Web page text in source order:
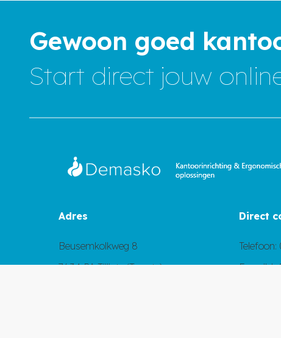
Gewoon goed
Start direct jouw
Adres
Beusemkolkweg 8
7634 PA Tilligte (Twente)
Direct
Telefoon:
E-mail: